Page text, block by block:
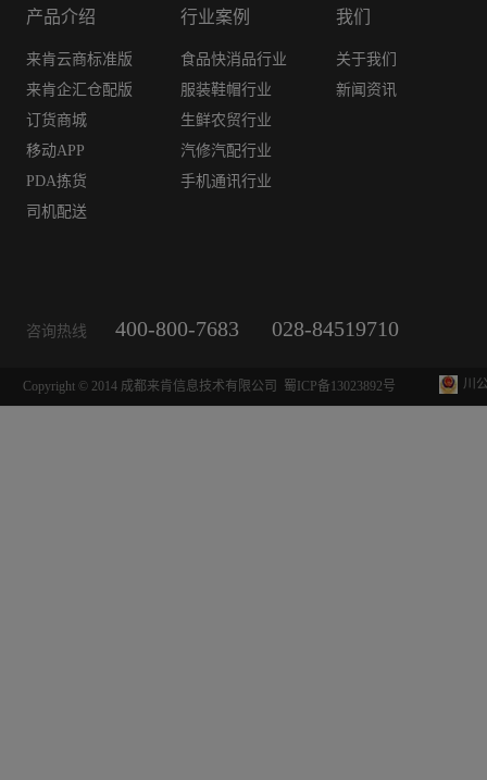
产品介绍
来肯云商标准版
来肯企汇仓配版
订货商城
移动APP
PDA拣货
司机配送
行业案例
食品快消品行业
服装鞋帽行业
生鲜农贸行业
汽修汽配行业
手机通讯行业
我们
关于我们
新闻资讯
咨询热线 400-800-7683 028-84519710
Copyright © 2014 成都来肯信息技术有限公司 蜀ICP备13023892号 川